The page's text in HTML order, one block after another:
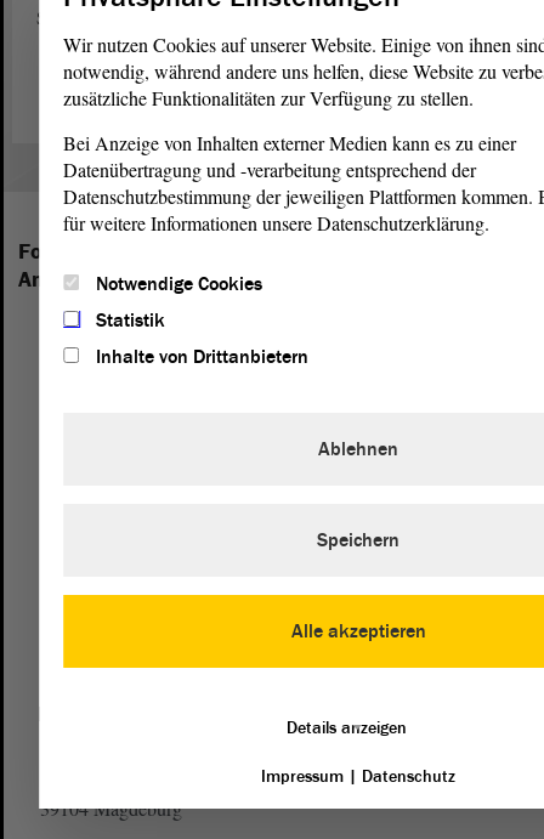
Sachsen-Anhalt.
Zum Webauftritt von „Jugend debattiert“ (Link)
Folgende Fraktionen sind im Landtag von Sachsen-
Anhalt vertreten:
39104 Magdeburg
Wir nutzen Cookies auf unserer Website. Einige von ihnen
notwendig, während andere uns helfen, diese Website zu
zusätzliche Funktionalitäten zur Verfügung zu stellen.
Bei Anzeige von Inhalten externer Medien kann es zu einer
Datenübertragung und -verarbeitung entsprechend der
Datenschutzbestimmung der jeweiligen Plattformen kommen.
für weitere Informationen unsere Datenschutzerklärung.
Notwendige Cookies
Statistik
Inhalte von Drittanbietern
Alle akzeptieren
Ablehnen
Speichern
Details anzeigen
Impressum | Datenschutz